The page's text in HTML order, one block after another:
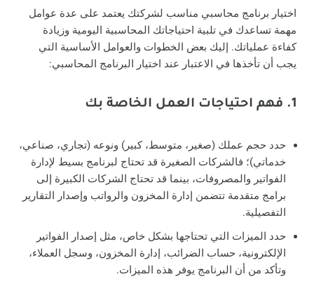
اختيار برنامج محاسبي مناسب لشركتك يعتمد على عدة عوامل
مهمة تساعدك في تلبية احتياجاتك المحاسبية اليومية وزيادة
كفاءة عملياتك. إليك بعض الخطوات والعوامل الأساسية التي
يجب أن تأخذها في الاعتبار عند اختيار البرنامج المحاسبي:
1. فهم احتياجات العمل الخاصة بك
حدد حجم عملك (صغير، متوسط، كبير) ونوعه (تجاري، صناعي،
خدماتي)؛ فالشركات الصغيرة قد تحتاج لبرنامج بسيط لإدارة
الفواتير والمصروفات، بينما قد تحتاج الشركات الكبيرة إلى
برامج متقدمة تتضمن إدارة المخزون والرواتب وإصدار التقارير
التفصيلية.
حدد الميزات التي تحتاجها بشكل خاص، مثل إصدار الفواتير
الإلكترونية، حساب الضرائب، إدارة المخزون، وسجل العملاء،
وتأكد من أن البرنامج يوفر هذه الميزات.